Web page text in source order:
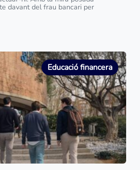
davant del frau bancari per
Educació financera